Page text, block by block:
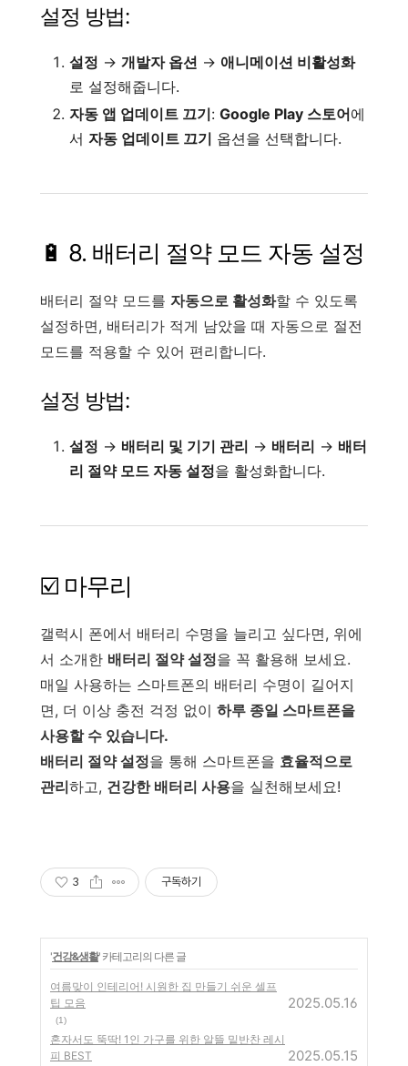
설정 방법:
설정 → 개발자 옵션 → 애니메이션 비활성화
로 설정해줍니다.
자동 앱 업데이트 끄기: Google Play 스토어에
서 자동 업데이트 끄기 옵션을 선택합니다.
🔋 8. 배터리 절약 모드 자동 설정
배터리 절약 모드를 자동으로 활성화할 수 있도록
설정하면, 배터리가 적게 남았을 때 자동으로 절전
모드를 적용할 수 있어 편리합니다.
설정 방법:
설정 → 배터리 및 기기 관리 → 배터리 → 배터
리 절약 모드 자동 설정을 활성화합니다.
☑️ 마무리
갤럭시 폰에서 배터리 수명을 늘리고 싶다면, 위에
서 소개한 배터리 절약 설정을 꼭 활용해 보세요.
매일 사용하는 스마트폰의 배터리 수명이 길어지
면, 더 이상 충전 걱정 없이 하루 종일 스마트폰을
사용할 수 있습니다.
배터리 절약 설정을 통해 스마트폰을 효율적으로
관리하고, 건강한 배터리 사용을 실천해보세요!
3 구독하기
'건강&생활' 카테고리의 다른 글
여름맞이 인테리어! 시원한 집 만들기 쉬운 셀프
팁 모음
(1)
2025.05.16
혼자서도 뚝딱! 1인 가구를 위한 알뜰 밑반찬 레시
피 BEST
2025.05.15